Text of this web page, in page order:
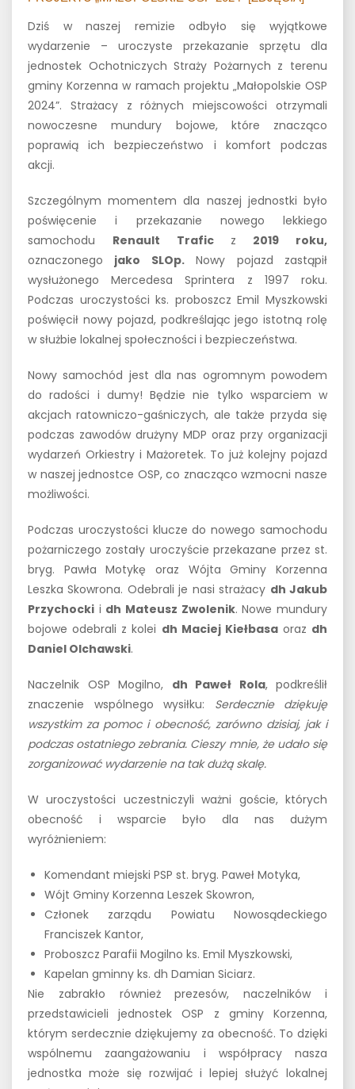
Dziś w naszej remizie odbyło się wyjątkowe
wydarzenie – uroczyste przekazanie sprzętu dla
jednostek Ochotniczych Straży Pożarnych z terenu
gminy Korzenna w ramach projektu „Małopolskie OSP
2024”. Strażacy z różnych miejscowości otrzymali
nowoczesne mundury bojowe, które znacząco
poprawią ich bezpieczeństwo i komfort podczas
akcji.
Szczególnym momentem dla naszej jednostki było
poświęcenie i przekazanie nowego lekkiego
samochodu Renault Trafic z 2019 roku,
oznaczonego jako SLOp.Nowy pojazd zastąpił
wysłużonego Mercedesa Sprintera z 1997 roku.
Podczas uroczystości ks. proboszcz Emil Myszkowski
poświęcił nowy pojazd, podkreślając jego istotną rolę
w służbie lokalnej społeczności i bezpieczeństwa.
Nowy samochód jest dla nas ogromnym powodem
do radości i dumy! Będzie nie tylko wsparciem w
akcjach ratowniczo-gaśniczych, ale także przyda się
podczas zawodów drużyny MDP oraz przy organizacji
wydarzeń Orkiestry i Mażoretek. To już kolejny pojazd
w naszej jednostce OSP, co znacząco wzmocni nasze
możliwości.
Podczas uroczystości klucze do nowego samochodu
pożarniczego zostały uroczyście przekazane przez st.
bryg. Pawła Motykę oraz Wójta Gminy Korzenna
Leszka Skowrona. Odebrali je nasi strażacy dh Jakub
Przychocki i dh Mateusz Zwolenik. Nowe mundury
bojowe odebrali z kolei dh Maciej Kiełbasaoraz dh
Daniel Olchawski.
Naczelnik OSP Mogilno, dh Paweł Rola, podkreślił
znaczenie wspólnego wysiłku: Serdecznie dziękuję
wszystkim za pomoc i obecność, zarówno dzisiaj, jak i
podczas ostatniego zebrania. Cieszy mnie, że udało się
zorganizować wydarzenie na tak dużą skalę.
W uroczystości uczestniczyli ważni goście, których
obecność i wsparcie było dla nas dużym
wyróżnieniem:
Komendant miejski PSP st. bryg. Paweł Motyka,
Wójt Gminy Korzenna Leszek Skowron,
Członek zarządu Powiatu Nowosądeckiego
Franciszek Kantor,
Proboszcz Parafii Mogilno ks. Emil Myszkowski,
Kapelan gminny ks. dh Damian Siciarz.
Nie zabrakło również prezesów, naczelników i
przedstawicieli jednostek OSP z gminy Korzenna,
którym serdecznie dziękujemy za obecność. To dzięki
wspólnemu zaangażowaniu i współpracy nasza
jednostka może się rozwijać i lepiej służyć lokalnej